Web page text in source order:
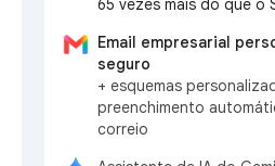
65 vezes mais do que o
Email empresarial
seguro
+ esquemas
preenchimento
correio